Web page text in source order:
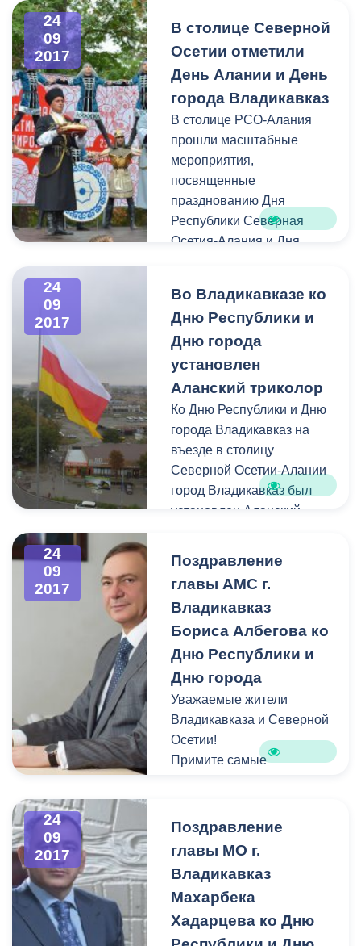
Единая дежурно-
диспетчерская служба.
В период c 18 по 25
сентября на горячую
линию единой дежурно-
диспетчерской службы
поступило 105 звонков, в
числе которых проблемы с
электроснабжением,
подачей холодной и
горячей воды, засоры.
оперативном порядке
выехали на аварийные
места и устранили,
указанные в
обращениях,нарушения
работы систем ЖКХ.
Напомним, связаться с
операторами службы
жители Владикавказа
могут по номеру 53-19-19.
24
09
2017
В столице Северной
Осетии отметили
День Алании и День
города Владикавказ
В столице РСО-Алания
прошли масштабные
мероприятия,
посвященные
празднованию Дня
Республики Северная
Осетия-Алания и Дня
24
09
2017
Во Владикавказе ко
Дню Республики и
Дню города
установлен
Аланский триколор
Ко Дню Республики и Дню
города Владикавказ на
въезде в столицу
Северной Осетии-Алании
город Владикавказ был
установлен Аланский
группы города со стороны
Архонского шоссе.
Инициатором установки
выступил глава
Администрации местного
самоуправления
г.Владикавказ
Албегов.
24
09
2017
Поздравление
главы АМС г.
Владикавказ
Бориса Албегова ко
Дню Республики и
Дню города
Уважаемые жители
Владикавказа и Северной
Осетии!
Примите самые
республики и Днем города
24
09
2017
Поздравление
главы МО г.
Владикавказ
Махарбека
Хадарцева ко Дню